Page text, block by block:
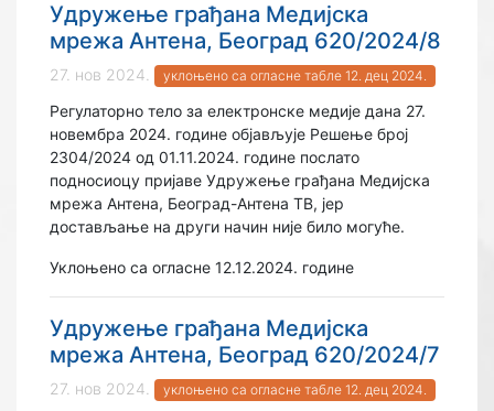
Удружење грађана Медијска
мрежа Антена, Београд 620/2024/8
27. нов 2024. уклоњено са огласне табле 12. дец 2024.
Регулаторно тело за електронске медије дана 27.
новембра 2024. године објављује Решење број
2304/2024 од 01.11.2024. године послато
подносиоцу пријаве Удружење грађана Медијска
мрежа Антена, Београд-Антена ТВ, јер
достављање на други начин није било могуће.
Уклоњено са огласне 12.12.2024. године
Удружење грађана Медијска
мрежа Антена, Београд 620/2024/7
27. нов 2024. уклоњено са огласне табле 12. дец 2024.